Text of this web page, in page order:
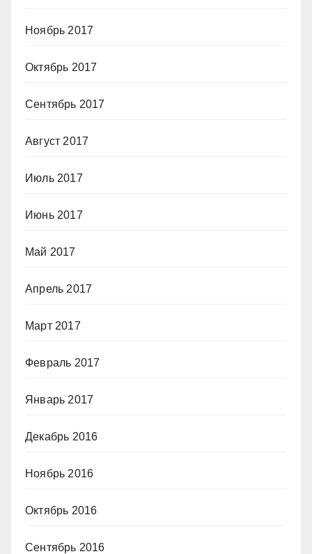
Ноябрь 2017
Октябрь 2017
Сентябрь 2017
Август 2017
Июль 2017
Июнь 2017
Май 2017
Апрель 2017
Март 2017
Февраль 2017
Январь 2017
Декабрь 2016
Ноябрь 2016
Октябрь 2016
Сентябрь 2016